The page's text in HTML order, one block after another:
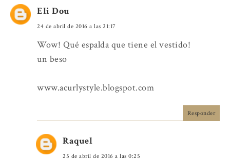
Eli Dou
24 de abril de 2016 a las 21:17
Wow! Qué espalda que tiene el vestido!
un beso
www.acurlystyle.blogspot.com
Responder
Raquel
25 de abril de 2016 a las 0:25